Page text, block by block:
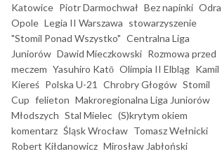
Katowice Piotr Darmochwał Bez napinki Odra
Opole Legia II Warszawa stowarzyszenie
"Stomil Ponad Wszystko" Centralna Liga
Juniorów Dawid Mieczkowski Rozmowa przed
meczem Yasuhiro Katō Olimpia II Elbląg Kamil
Kiereś Polska U-21 Chrobry Głogów Stomil
Cup felieton Makroregionalna Liga Juniorów
Młodszych Stal Mielec (S)krytym okiem
komentarz Śląsk Wrocław Tomasz Wełnicki
Robert Kiłdanowicz Mirosław Jabłoński